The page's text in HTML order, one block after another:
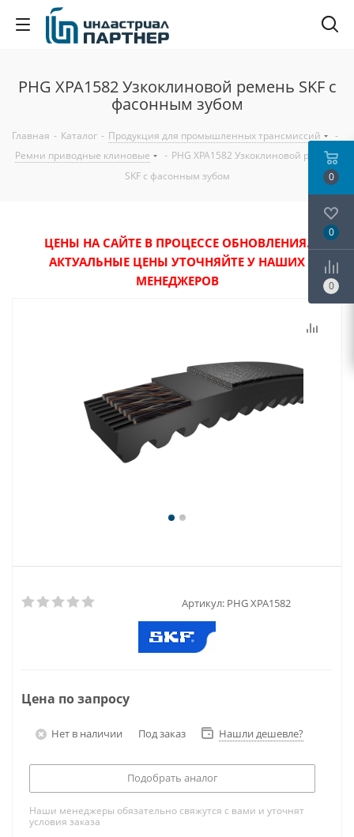
PHG XPA1582 Узкоклиновой ремень SKF с
фасонным зубом
Главная - Каталог - Продукция для промышленных трансмиссий
-
Ремни приводные клиновые
- PHG XPA1582 Узкоклиновой ремень
SKF с фасонным зубом
ЦЕНЫ НА САЙТЕ В ПРОЦЕССЕ ОБНОВЛЕНИЯ.
АКТУАЛЬНЫЕ ЦЕНЫ УТОЧНЯЙТЕ У НАШИХ
МЕНЕДЖЕРОВ
Артикул: PHG XPA1582
Цена по запросу
Нет в наличии Под заказ Нашли дешевле?
Подобрать аналог
Наши менеджеры обязательно свяжутся с вами и уточнят
условия заказа
0
0
0